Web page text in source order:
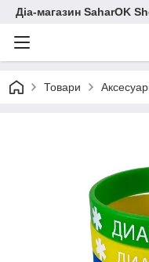
Діа-магазин SaharOK
Товари